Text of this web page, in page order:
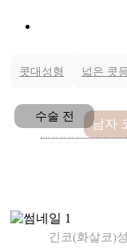
콧대성형 넓은 콧
수술 전
남자
긴코(화살코)